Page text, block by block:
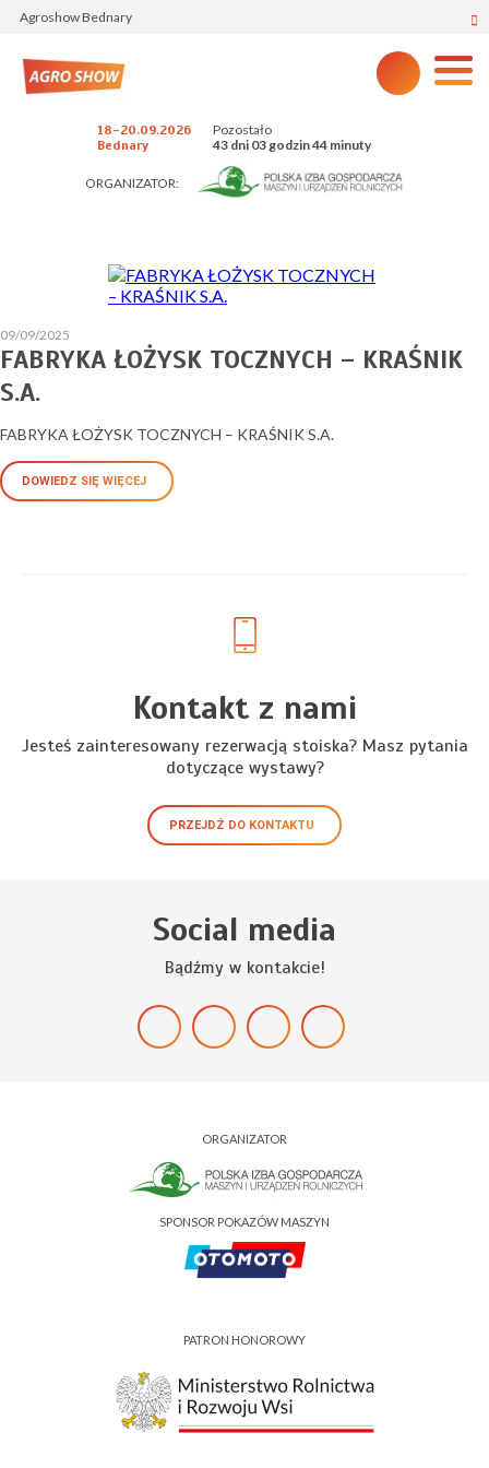
Agroshow Bednary
18-20.09.2026
Bednary
Pozostało
43 dni 03 godzin 44 minuty
ORGANIZATOR:
09/09/2025
FABRYKA ŁOŻYSK TOCZNYCH – KRAŚNIK
S.A.
FABRYKA ŁOŻYSK TOCZNYCH – KRAŚNIK S.A.
DOWIEDZ SIĘ WIĘCEJ
Kontakt z nami
Jesteś zainteresowany rezerwacją stoiska? Masz pytania
dotyczące wystawy?
PRZEJDŹ DO KONTAKTU
Social media
Bądźmy w kontakcie!
ORGANIZATOR
SPONSOR POKAZÓW MASZYN
PATRON HONOROWY